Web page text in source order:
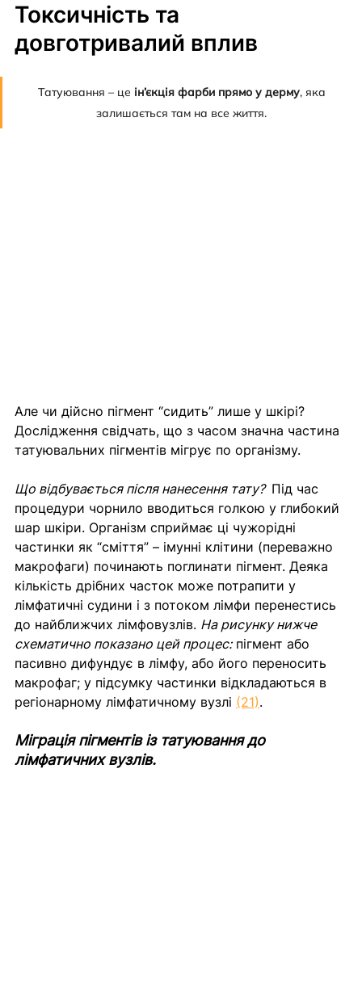
Токсичність та
довготривалий вплив
Татуювання – це ін’єкція фарби прямо у дерму, яка
залишається там на все життя.
Але чи дійсно пігмент “сидить” лише у шкірі?
Дослідження свідчать, що з часом значна частина
татуювальних пігментів мігрує по організму.
Що відбувається після нанесення тату? Під час
процедури чорнило вводиться голкою у глибокий
шар шкіри. Організм сприймає ці чужорідні
частинки як “сміття” – імунні клітини (переважно
макрофаги) починають поглинати пігмент. Деяка
кількість дрібних часток може потрапити у
лімфатичні судини і з потоком лімфи перенестись
до найближчих лімфовузлів. На рисунку нижче
схематично показано цей процес: пігмент або
пасивно дифундує в лімфу, або його переносить
макрофаг; у підсумку частинки відкладаються в
регіонарному лімфатичному вузлі (21).
Міграція пігментів із татуювання до
лімфатичних вузлів.